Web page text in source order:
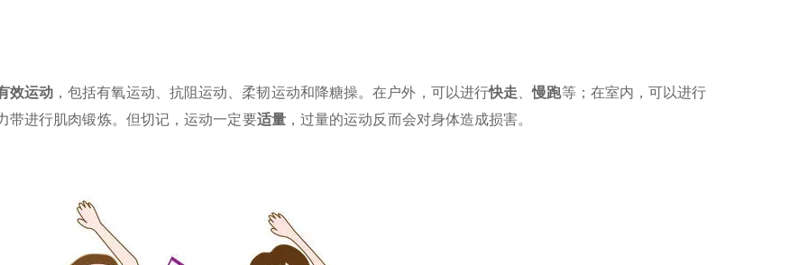
效运动 ，包括有氧运动、抗阻运动、柔韧运动和降糖操。在户外，可以进行快走 、慢跑等；在室内，可以进行
带进行肌肉锻炼。但切记，运动一定要适量，过量的运动反而会对身体造成损害。